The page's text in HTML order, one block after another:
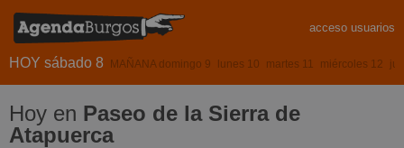
acceso usuarios
HOY sábado 8 MAÑANA domingo 9 lunes 10 martes 11 miércoles 12
Hoy en Paseo de la Sierra de
Atapuerca